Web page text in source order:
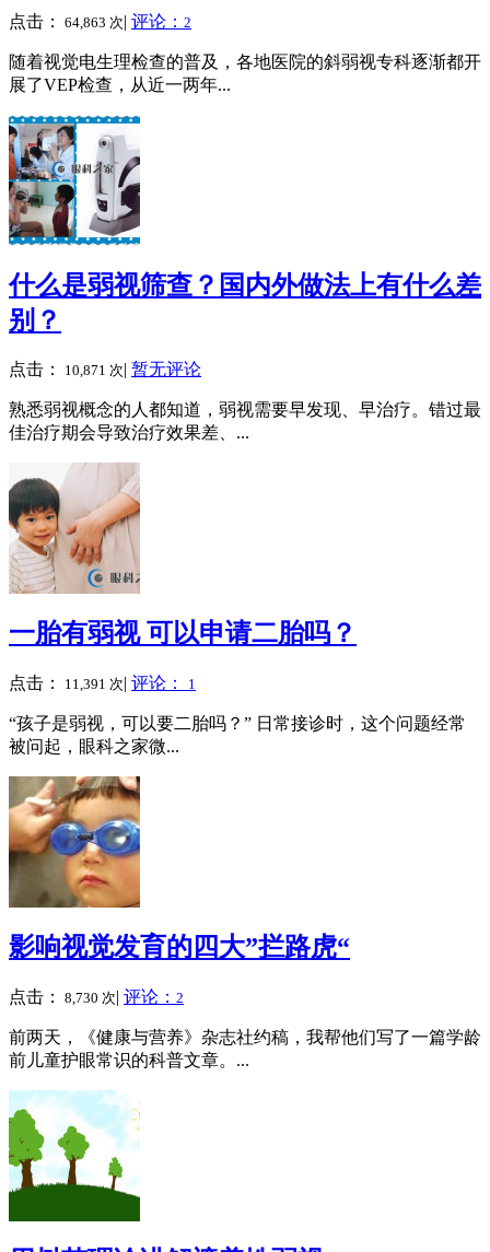
点击： 64,863 次| 评论： 2
随着视觉电生理检查的普及，各地医院的斜弱视专科逐渐都开
展了VEP检查，从近一两年...
什么是弱视筛查？国内外做法上有什么差
别？
点击： 10,871 次| 暂无评论
熟悉弱视概念的人都知道，弱视需要早发现、早治疗。错过最
佳治疗期会导致治疗效果差、...
一胎有弱视 可以申请二胎吗？
点击： 11,391 次| 评论： 1
“孩子是弱视，可以要二胎吗？” 日常接诊时，这个问题经常
被问起，眼科之家微...
影响视觉发育的四大”拦路虎“
点击： 8,730 次| 评论： 2
前两天，《健康与营养》杂志社约稿，我帮他们写了一篇学龄
前儿童护眼常识的科普文章。...